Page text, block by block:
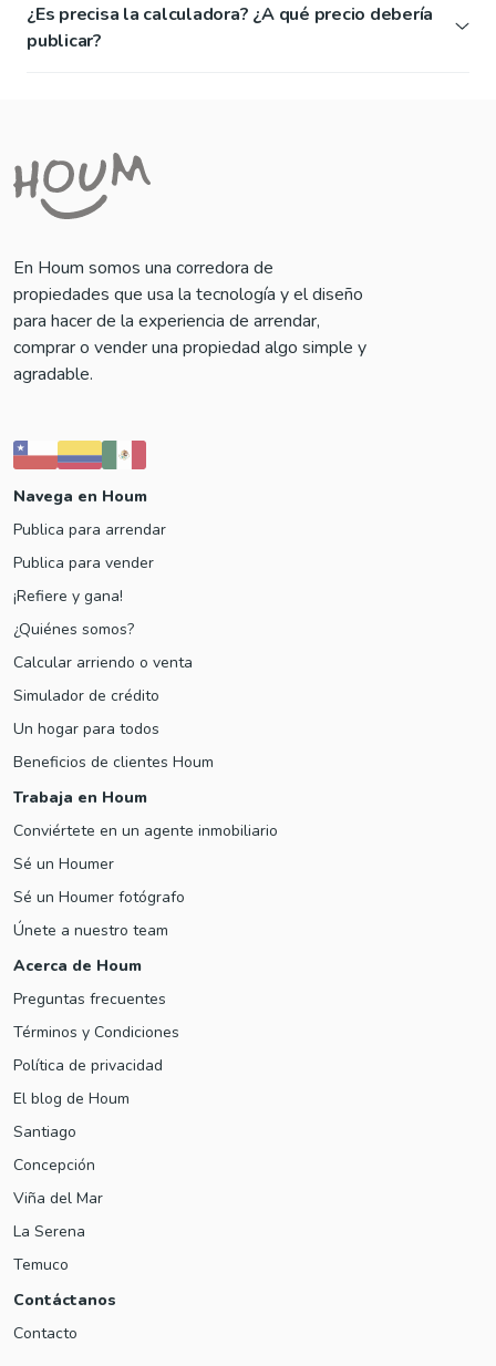
¿Es precisa la calculadora? ¿A qué precio debería
publicar?
En Houm somos una corredora de
propiedades que usa la tecnología y el diseño
para hacer de la experiencia de arrendar,
comprar o vender una propiedad algo simple y
agradable.
Navega en Houm
Publica para arrendar
Publica para vender
¡Refiere y gana!
¿Quiénes somos?
Calcular arriendo o venta
Simulador de crédito
Un hogar para todos
Beneficios de clientes Houm
Trabaja en Houm
Conviértete en un agente inmobiliario
Sé un Houmer
Sé un Houmer fotógrafo
Únete a nuestro team
Acerca de Houm
Preguntas frecuentes
Términos y Condiciones
Política de privacidad
El blog de Houm
Santiago
Concepción
Viña del Mar
La Serena
Temuco
Contáctanos
Contacto